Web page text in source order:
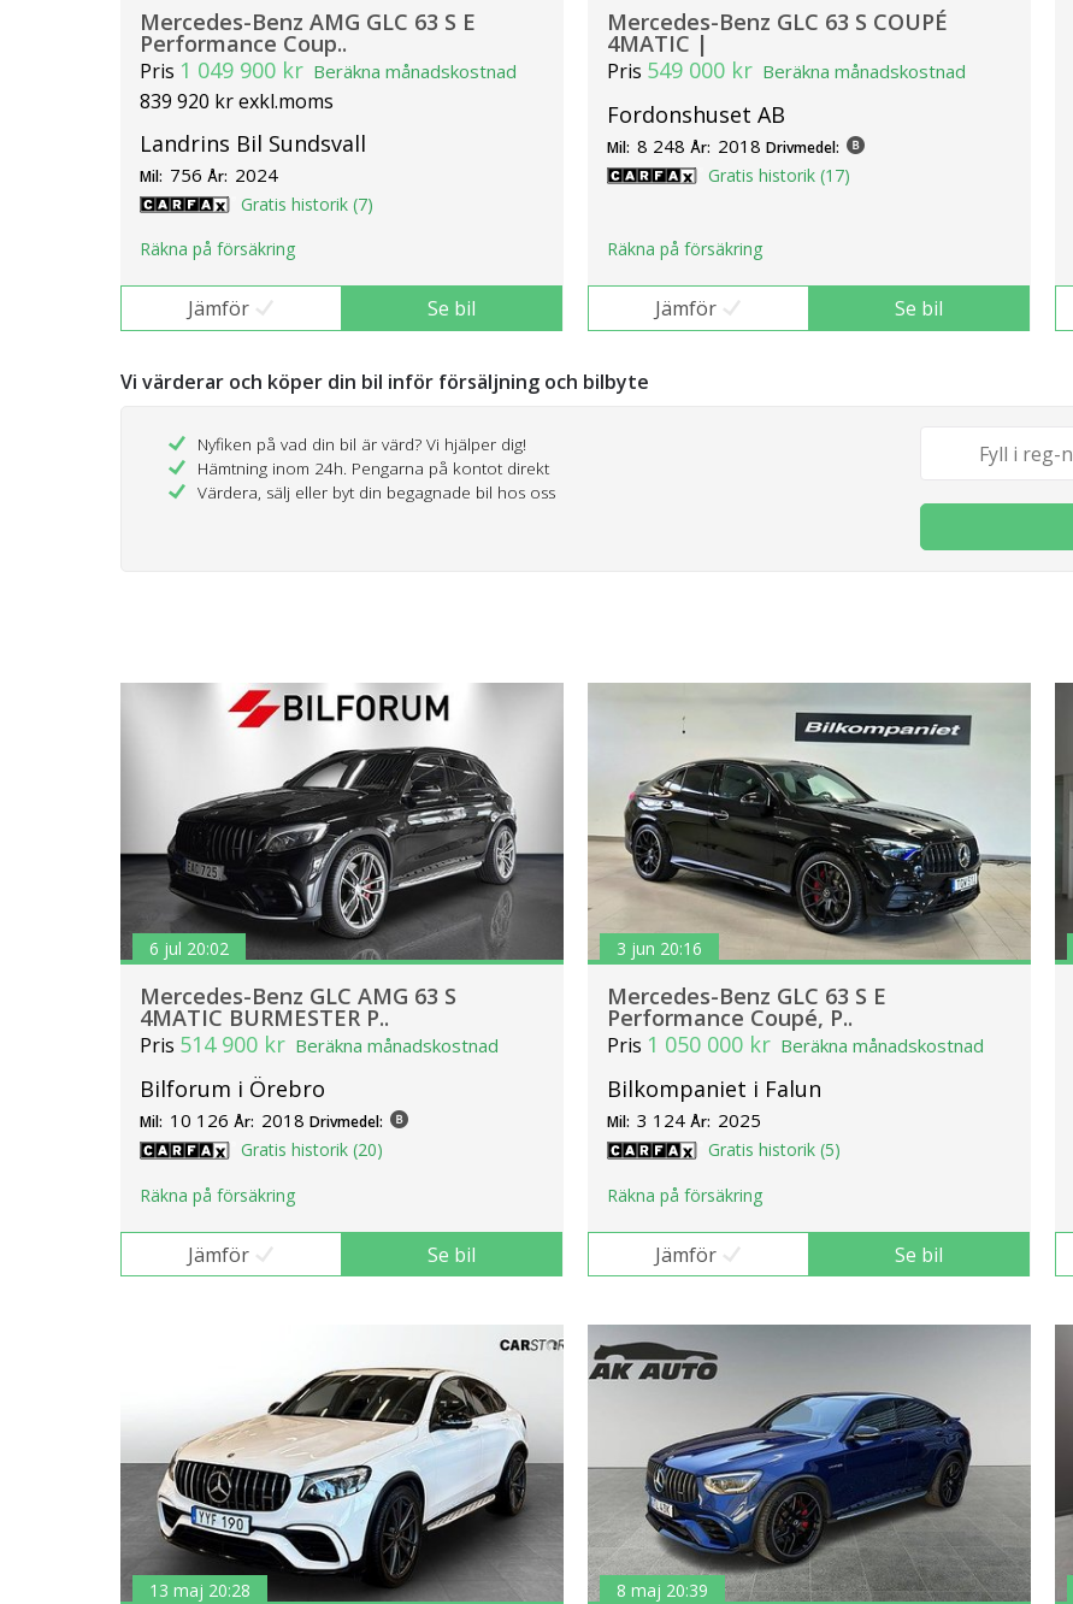
Mercedes-Benz AMG GLC 63 S E
Performance Coup..
Pris 1 049 900 kr Beräkna månadskostnad
839 920 kr exkl.moms
Landrins Bil Sundsvall
Mil: 756 År: 2024
Gratis historik (7)
Räkna på försäkring
Jämför Se bil
Mercedes-Benz GLC 63 S COUPÉ
4MATIC |
Pris 549 000 kr Beräkna månadskostnad
Fordonshuset AB
Mil: 8 248 År: 2018 Drivmedel:
Gratis historik (17)
Räkna på försäkring
Jämför Se bil
Vi värderar och köper din bil inför försäljning och bilbyte
Nyfiken på vad din bil är värd? Vi hjälper dig!
Hämtning inom 24h. Pengarna på kontot direkt
Värdera, sälj eller byt din begagnade bil hos oss
6 jul 20:02
Mercedes-Benz GLC AMG 63 S
4MATIC BURMESTER P..
Pris 514 900 kr Beräkna månadskostnad
Bilforum i Örebro
Mil: 10 126 År: 2018 Drivmedel:
Gratis historik (20)
Räkna på försäkring
Jämför Se bil
3 jun 20:16
Mercedes-Benz GLC 63 S E
Performance Coupé, P..
Pris 1 050 000 kr Beräkna månadskostnad
Bilkompaniet i Falun
Mil: 3 124 År: 2025
Gratis historik (5)
Räkna på försäkring
Jämför Se bil
13 maj 20:28 8 maj 20:39